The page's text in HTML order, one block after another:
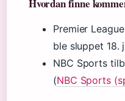
Hvordan finne
Premier
ble sluppet 18.
NBC Sports
(NBC Sports